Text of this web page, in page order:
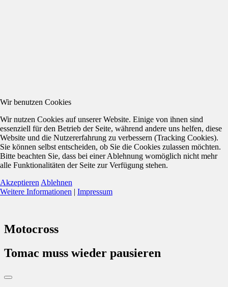
Motocross
Tomac muss wieder pausieren
Wir benutzen Cookies
Wir nutzen Cookies auf unserer Website. Einige von ihnen sind
essenziell für den Betrieb der Seite, während andere uns helfen, diese
Website und die Nutzererfahrung zu verbessern (Tracking Cookies).
Sie können selbst entscheiden, ob Sie die Cookies zulassen möchten.
Bitte beachten Sie, dass bei einer Ablehnung womöglich nicht mehr
alle Funktionalitäten der Seite zur Verfügung stehen.
Akzeptieren Ablehnen
Weitere Informationen | Impressum